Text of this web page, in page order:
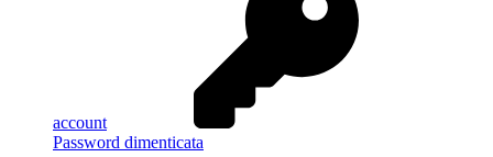
account
Password dimenticata